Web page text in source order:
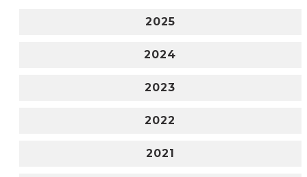
2025
2024
2023
2022
2021